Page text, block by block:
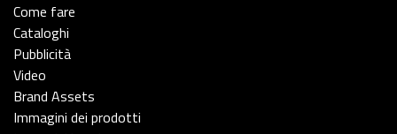
Come fare
Cataloghi
Pubblicità
Video
Brand Assets
Immagini dei prodotti